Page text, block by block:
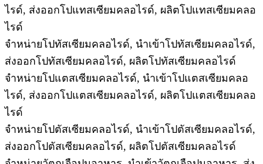
ไรด์, ส่งออกโปแทสเซียมคลอไรด์, ผลิตโปแทสเซียมคลอ
ไรด์
จำหน่ายโปทัสเซียมคลอไรด์, นำเข้าโปทัสเซียมคลอไรด์,
ส่งออกโปทัสเซียมคลอไรด์, ผลิตโปทัสเซียมคลอไรด์
จำหน่ายโปแตสเซียมคลอไรด์, นำเข้าโปแตสเซียมคลอ
ไรด์, ส่งออกโปแตสเซียมคลอไรด์, ผลิตโปแตสเซียมคลอ
ไรด์
จำหน่ายโปตัสเซียมคลอไรด์, นำเข้าโปตัสเซียมคลอไรด์,
ส่งออกโปตัสเซียมคลอไรด์, ผลิตโปตัสเซียมคลอไรด์